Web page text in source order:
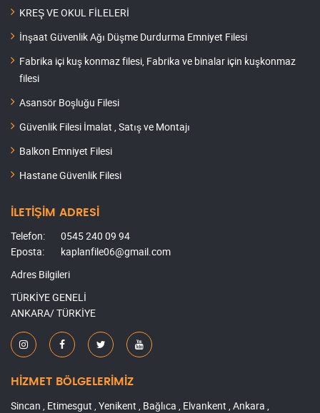
KREŞ VE OKUL FİLELERİ
İnşaat Güvenlik Ağı Düşme Durdurma Emniyet Filesi
Fabrika içi kuş konmaz filesi, Fabrika ve binalar için kuşkonmaz
filesi
Asansör Boşluğu Filesi
Güvenlik Filesi İmalat , Satış ve Montajı
Balkon Emniyet Filesi
Hastane Güvenlik Filesi
İLETİŞİM ADRESİ
Telefon:
0545 240 09 94
Eposta:
kaplanfile06@gmail.com
Adres Bilgileri
TÜRKİYE GENELİ
ANKARA/ TÜRKİYE
HİZMET BÖLGELERİMİZ
Sincan , Etimesgut , Yenikent , Bağlıca , Elvankent , Ankara ,